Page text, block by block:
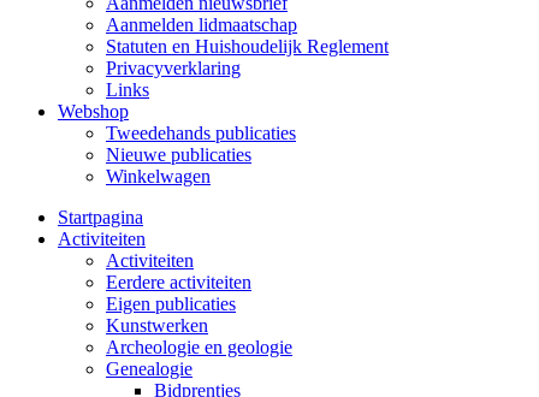
Aanmelden lidmaatschap
Statuten en Huishoudelijk Reglement
Privacyverklaring
Links
Webshop
Tweedehands publicaties
Nieuwe publicaties
Winkelwagen
Startpagina
Activiteiten
Activiteiten
Eerdere activiteiten
Eigen publicaties
Kunstwerken
Archeologie en geologie
Genealogie
Bidprentjes